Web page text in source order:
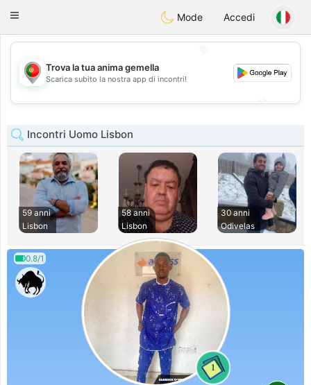
Portugues
Toggle
Mode Accedi
💖
💕
Trova la tua anima gemella
Scarica subito la nostra app di incontri!
Incontri Uomo Lisbon
59 anni
Lisbon
58 anni
Lisbon
30 anni
Odivelas
0.8/1
1